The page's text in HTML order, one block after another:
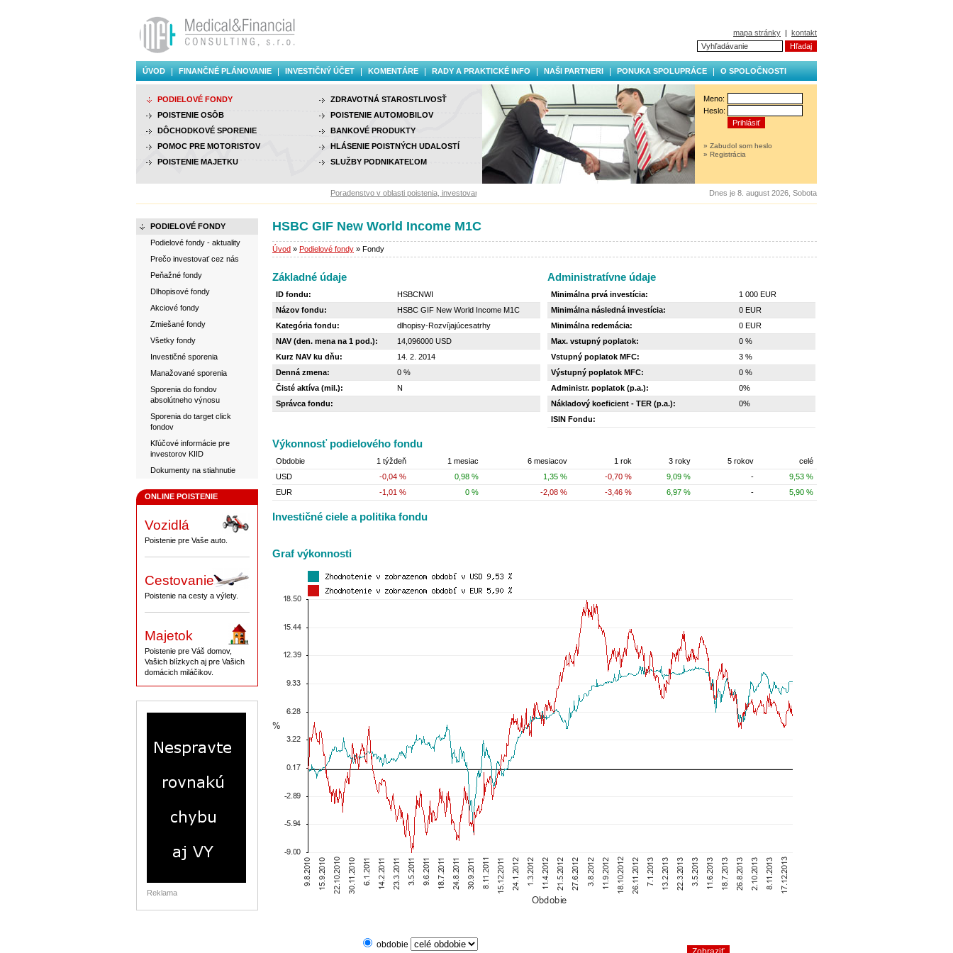
mapa stránky | kontakt
ÚVOD FINANČNÉ PLÁNOVANIE INVESTIČNÝ ÚČET KOMENTÁRE RADY A PRAKTICKÉ INFO NAŠI PARTNERI PONUKA SPOLUPRÁCE O SPOLOČNOSTI
PODIELOVÉ FONDY
POISTENIE OSÔB
DÔCHODKOVÉ SPORENIE
POMOC PRE MOTORISTOV
POISTENIE MAJETKU
ZDRAVOTNÁ STAROSTLIVOSŤ
POISTENIE AUTOMOBILOV
BANKOVÉ PRODUKTY
HLÁSENIE POISTNÝCH UDALOSTÍ
SLUŽBY PODNIKATEĽOM
Meno:
Heslo:
» Zabudol som heslo
» Registrácia
Poradenstvo v oblasti poistenia, investovania a finančných služieb. Dnes je 8. august 2026, Sobota
PODIELOVÉ FONDY
Podielové fondy - aktuality
Prečo investovať cez nás
Peňažné fondy
Dlhopisové fondy
Akciové fondy
Zmiešané fondy
Všetky fondy
Investičné sporenia
Manažované sporenia
Sporenia do fondov
absolútneho výnosu
Sporenia do target click
fondov
Kľúčové informácie pre
investorov KIID
Dokumenty na stiahnutie
ONLINE POISTENIE
Vozidlá
Poistenie pre Vaše auto.
Cestovanie
Poistenie na cesty a výlety.
Majetok
Poistenie pre Váš domov,
Vašich blízkych aj pre Vašich
domácich miláčikov.
Reklama
HSBC GIF New World Income M1C
Úvod » Podielové fondy » Fondy
Základné údaje
ID fondu:
HSBCNWI
Názov fondu:
HSBC GIF New World Income M1C
Kategória fondu:
dlhopisy-Rozvíjajúcesatrhy
NAV (den. mena na 1 pod.):
14,096000 USD
Kurz NAV ku dňu:
14. 2. 2014
Denná zmena:
0 %
Čisté aktíva (mil.):
N
Správca fondu:
Administratívne údaje
Minimálna prvá investícia:
1 000 EUR
Minimálna následná investícia:
0 EUR
Minimálna redemácia:
0 EUR
Max. vstupný poplatok:
0 %
Vstupný poplatok MFC:
3 %
Výstupný poplatok MFC:
0 %
Administr. poplatok (p.a.):
0%
Nákladový koeficient - TER (p.a.):
0%
ISIN Fondu:
Výkonnosť podielového fondu
Obdobie 1 týždeň 1 mesiac 6 mesiacov 1 rok 3 roky 5 rokov
celé
USD
-0,04 % 0,98 % 1,35 % -0,70 % 9,09 % -
9,53 %
EUR
-1,01 % 0 % -2,08 % -3,46 % 6,97 % - 5,90 %
Investičné ciele a politika fondu
Graf výkonnosti
obdobie